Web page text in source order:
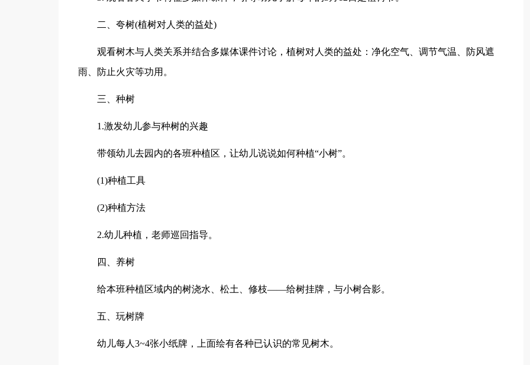
二、夸树(植树对人类的益处)
观看树木与人类关系并结合多媒体课件讨论，植树对人类的益处：净化空气、调节气温、防风遮
雨、防止火灾等功用。
三、种树
1.激发幼儿参与种树的兴趣
带领幼儿去园内的各班种植区，让幼儿说说如何种植“小树”。
(1)种植工具
(2)种植方法
2.幼儿种植，老师巡回指导。
四、养树
给本班种植区域内的树浇水、松土、修枝——给树挂牌，与小树合影。
五、玩树牌
幼儿每人3~4张小纸牌，上面绘有各种已认识的常见树木。